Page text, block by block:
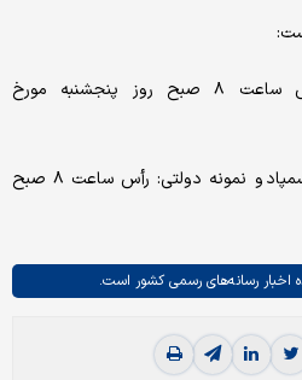
آزمون ورودی پایه هفتم: رأس ساعت ۸ صبح روز پنجشنبه مورخ
آزمون ورودی پایه دهم مدارس سمپاد و نمونه دولتی: رأس ساعت ۸ صبح
اخبار رسانه‌های رسمی کشور است.